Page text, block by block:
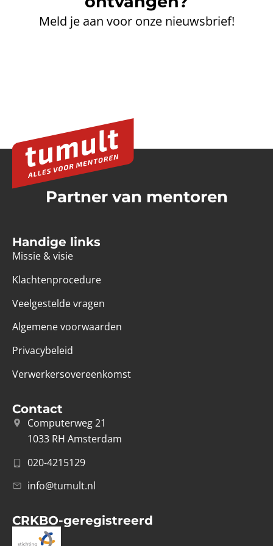
Meld je aan voor onze nieuwsbrief!
Partner van mentoren
Handige links
Missie & visie
Klachtenprocedure
Veelgestelde vragen
Algemene voorwaarden
Privacybeleid
Verwerkersovereenkomst
Contact
Computerweg 21
1033 RH Amsterdam
020-4215129
info@tumult.nl
CRKBO-geregistreerd